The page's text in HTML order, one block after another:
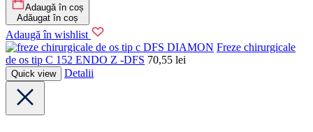
Adaugă în coș
Adăugat în coș
Adaugă în wishlist
DFS DIAMON Freze chirurgicale
de os tip C 152 ENDO Z -DFS 70,55 lei
Quick view Detalii